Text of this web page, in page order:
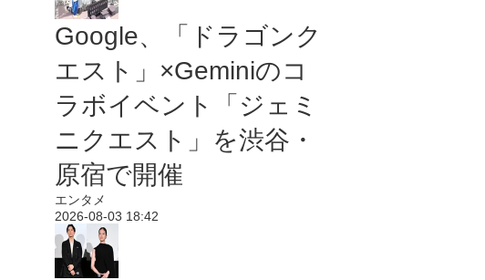
Google、「ドラゴンク
エスト」×Geminiのコ
ラボイベント「ジェミ
ニクエスト」を渋谷・
原宿で開催
エンタメ
2026-08-03 18:42